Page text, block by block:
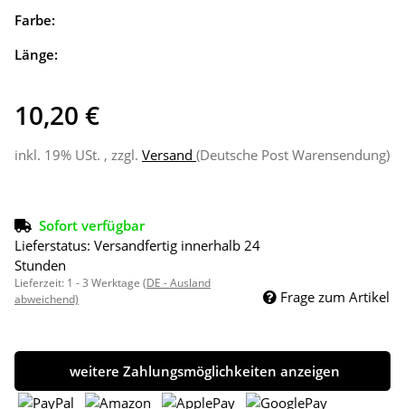
Farbe:
Länge:
10,20 €
inkl. 19% USt. , zzgl. Versand (Deutsche Post Warensendung)
Sofort verfügbar
Lieferstatus: Versandfertig innerhalb 24
Stunden
Lieferzeit: 1 - 3 Werktage (DE - Ausland
abweichend)
Frage zum Artikel
weitere Zahlungsmöglichkeiten anzeigen